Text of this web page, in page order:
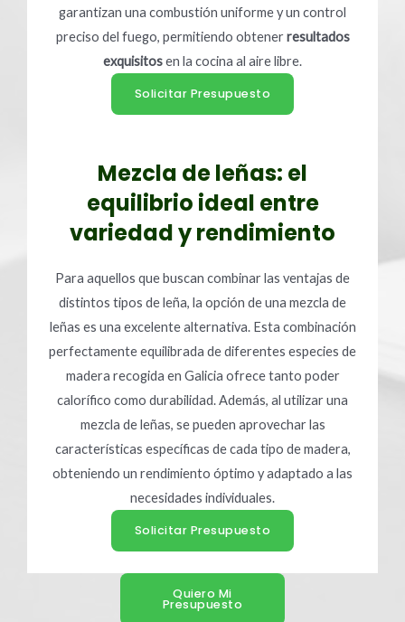
garantizan una combustión uniforme y un control
preciso del fuego, permitiendo obtenerresultados
exquisitosen la cocina al aire libre.
Solicitar Presupuesto
Mezcla de leñas: el
equilibrio ideal entre
variedad y rendimiento
Para aquellos que buscan combinar las ventajas de
distintos tipos de leña, la opción de una mezcla de
leñas es una excelente alternativa. Esta combinación
perfectamente equilibrada de diferentes especies de
madera recogida en Galicia ofrece tanto poder
calorífico como durabilidad. Además, al utilizar una
mezcla de leñas, se pueden aprovechar las
características específicas de cada tipo de madera,
obteniendo un rendimiento óptimo y adaptado a las
necesidades individuales.
Solicitar Presupuesto
Quiero Mi
Presupuesto